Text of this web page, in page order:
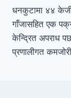
धनकुटामा ४४
गाँजासहित एक
केन्द्रित अपराध
प्रणालीगत कमजोरी